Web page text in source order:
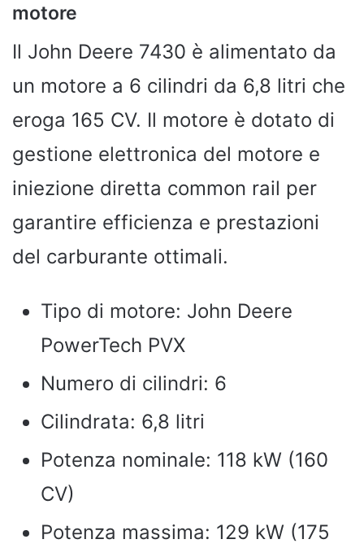
motore
Il John Deere 7430 è alimentato da
un motore a 6 cilindri da 6,8 litri che
eroga 165 CV. Il motore è dotato di
gestione elettronica del motore e
iniezione diretta common rail per
garantire efficienza e prestazioni
del carburante ottimali.
Tipo di motore: John Deere
PowerTech PVX
Numero di cilindri: 6
Cilindrata: 6,8 litri
Potenza nominale: 118 kW (160
CV)
Potenza massima: 129 kW (175